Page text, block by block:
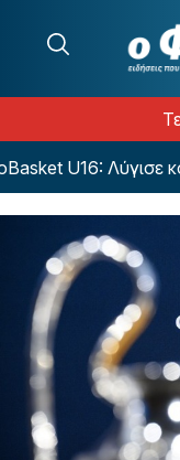
U16: Λύγισε